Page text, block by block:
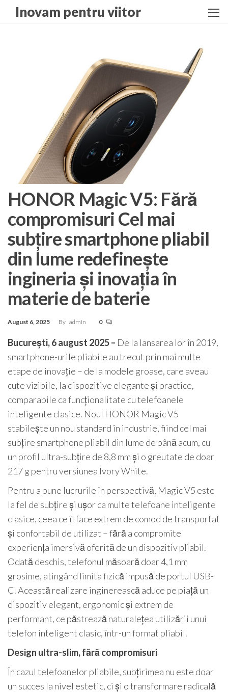
Inovam pentru viitor
HONOR Magic V5: Fără
compromisuri Cel mai
subțire smartphone pliabil
din lume redefinește
ingineria și inovația în
materie de baterie
August 6, 2025 By admin 0
București, 6 august 2025 – De la lansarea lor în 2019,
smartphone-urile pliabile au trecut prin mai multe
etape de inovație – de la modele groase, care aveau
cute vizibile, la dispozitive elegante și practice,
comparabile ca funcționalitate cu telefoanele
inteligente clasice. Noul HONOR Magic V5
stabilește un nou standard în industrie, fiind cel mai
subțire smartphone pliabil din lume de până acum, cu
un profil ultra-subțire de 8,8 mm și o greutate de doar
217 g pentru versiunea Ivory White.
Pentru a pune lucrurile în perspectivă, Magic V5 este
la fel de subțire și ușor ca multe telefoane inteligente
clasice, ceea ce îl face extrem de comod de transportat
și confortabil de utilizat – fără a compromite
experiența imersivă oferită de un dispozitiv pliabil.
Odată deschis, telefonul măsoară doar 4,1 mm
grosime, atingând limita fizică impusă de portul USB-
C. Această realizare inginerească aduce pe piață un
dispozitiv elegant, ergonomic și extrem de
performant, ce păstrează naturalețea utilizării unui
telefon inteligent clasic, într-un format pliabil.
Design ultra-slim, fără compromisuri
În cazul telefoanelor pliabile, subțirimea nu este doar
un succes la nivel estetic, ci și o transformare radicală